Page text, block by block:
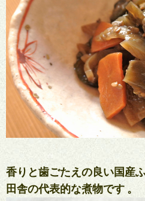
香りと歯ごたえの良い国産
田舎の代表的な煮物です 。